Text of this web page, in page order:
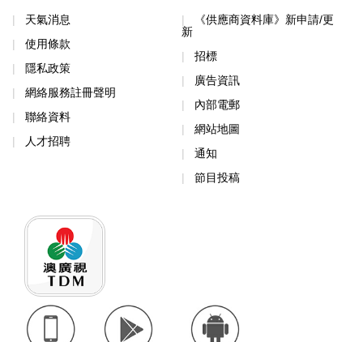
天氣消息
使用條款
隱私政策
網絡服務註冊聲明
聯絡資料
人才招聘
《供應商資料庫》新申請/更
新
招標
廣告資訊
內部電郵
網站地圖
通知
節目投稿